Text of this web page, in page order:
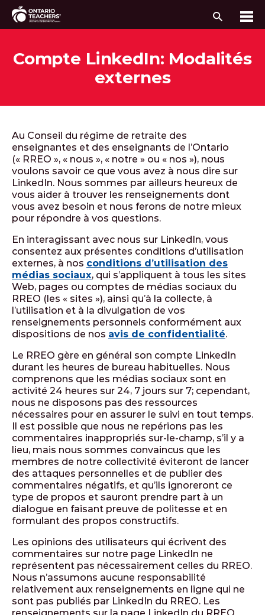
Compte LinkedIn: Modalités
externes
Au Conseil du régime de retraite des
enseignantes et des enseignants de l’Ontario
(« RREO », « nous », « notre » ou « nos »), nous
voulons savoir ce que vous avez à nous dire sur
LinkedIn. Nous sommes par ailleurs heureux de
vous aider à trouver les renseignements dont
vous avez besoin et nous ferons de notre mieux
pour répondre à vos questions.
En interagissant avec nous sur LinkedIn, vous
consentez aux présentes conditions d’utilisation
externes, à nos conditions d’utilisation des
médias sociaux, qui s’appliquent à tous les sites
Web, pages ou comptes de médias sociaux du
RREO (les « sites »), ainsi qu’à la collecte, à
l’utilisation et à la divulgation de vos
renseignements personnels conformément aux
dispositions de nos avis de confidentialité.
Le RREO gère en général son compte LinkedIn
durant les heures de bureau habituelles. Nous
comprenons que les médias sociaux sont en
activité 24 heures sur 24, 7 jours sur 7; cependant,
nous ne disposons pas des ressources
nécessaires pour en assurer le suivi en tout temps.
Il est possible que nous ne repérions pas les
commentaires inappropriés sur-le-champ, s’il y a
lieu, mais nous sommes convaincus que les
membres de notre collectivité éviteront de lancer
des attaques personnelles et de publier des
commentaires négatifs, et qu’ils ignoreront ce
type de propos et sauront prendre part à un
dialogue en faisant preuve de politesse et en
formulant des propos constructifs.
Les opinions des utilisateurs qui écrivent des
commentaires sur notre page LinkedIn ne
représentent pas nécessairement celles du RREO.
Nous n’assumons aucune responsabilité
relativement aux renseignements en ligne qui ne
sont pas publiés par LinkedIn du RREO. Les